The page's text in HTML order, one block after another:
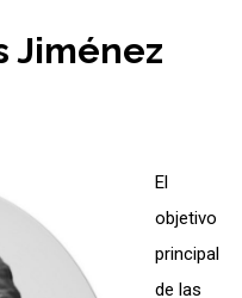
Jiménez
El
objetivo
principal
de las